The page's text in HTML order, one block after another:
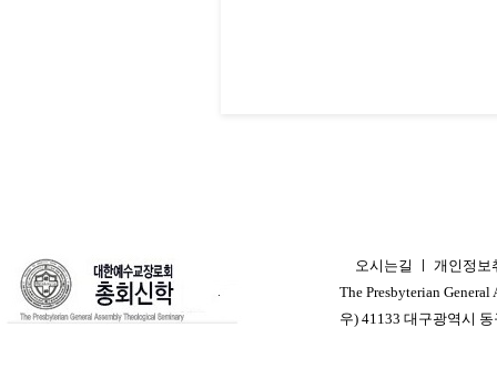
오시는길 ㅣ 개인정보
The Presbyterian
우) 41133 대구광역시